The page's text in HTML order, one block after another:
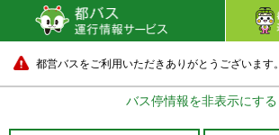
都営バスをご利用いただきありがとうございます。
バス停情報を非表示にする